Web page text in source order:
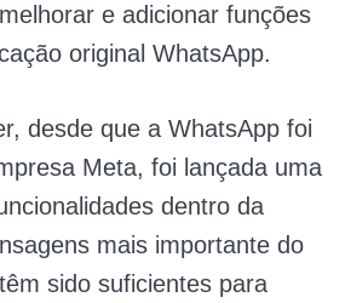
e adicionar funções
original WhatsApp.
desde que a WhatsApp foi
Meta, foi lançada uma
dentro da
mais importante do
sido suficientes para